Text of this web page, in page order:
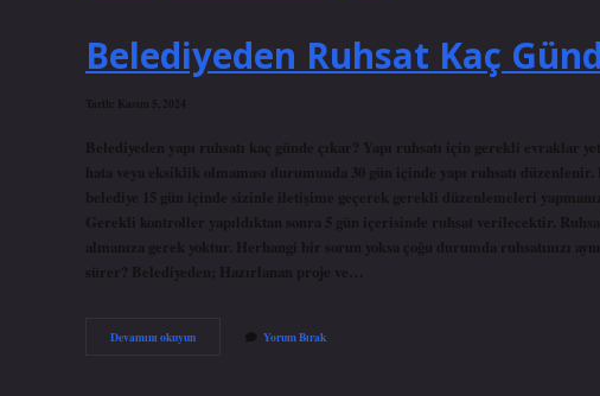
Belediyeden Ruhsat Kaç
Tarih: Kasım 5, 2024
Belediyeden yapı ruhsatı kaç günde çıkar? Yapı ruhsatı için gerekli
hata veya eksiklik olmaması durumunda 30 gün içinde yapı ruhsatı
belediye 15 gün içinde sizinle iletişime geçerek gerekli düzenlemeleri
Gerekli kontroller yapıldıktan sonra 5 gün içerisinde ruhsat verilecektir.
almanıza gerek yoktur. Herhangi bir sorun yoksa çoğu durumda ruhsatınızı
sürer? Belediyeden; Hazırlanan proje ve…
Devamını okuyunBelediyeden
Yorum Bırak